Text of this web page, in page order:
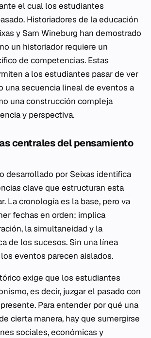
el cual los estudiantes
Historiadores de la educación
y Sam Wineburg han demostrado
un historiador requiere un
de competencias. Estas
a los estudiantes pasar de ver
una secuencia lineal de eventos a
una construcción compleja
y perspectiva.
centrales del pensamiento
desarrollado por Seixas identifica
clave que estructuran esta
La cronología es la base, pero va
fechas en orden; implica
la simultaneidad y la
de los sucesos. Sin una línea
eventos parecen aislados.
exige que los estudiantes
es decir, juzgar el pasado con
Para entender por qué una
cierta manera, hay que sumergirse
sociales, económicas y